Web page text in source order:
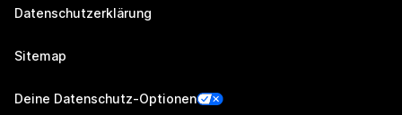
Datenschutzerklärung
Sitemap
Deine Datenschutz-Optionen